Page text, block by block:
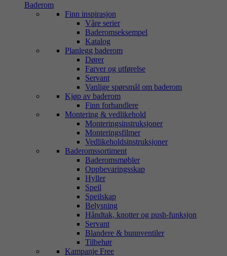
Baderom
Finn inspirasjon
Våre serier
Baderomseksempel
Katalog
Planlegg baderom
Dører
Farver og utførelse
Servant
Vanlige spørsmål om baderom
Kjøp av baderom
Finn forhandlere
Montering & vedlikehold
Monteringsinstruksjoner
Monteringsfilmer
Vedlikeholdsinstruksjoner
Baderomssortiment
Baderomsmøbler
Oppbevaringsskap
Hyller
Speil
Speilskap
Belysning
Håndtak, knotter og push-funksjon
Servant
Blandere & bunnventiler
Tilbehør
Kampanje Free